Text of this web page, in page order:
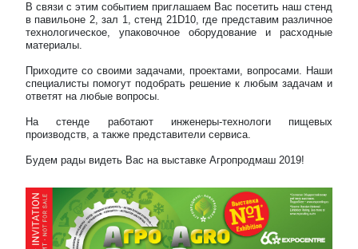
В связи с этим событием приглашаем Вас посетить наш стенд
в павильоне 2, зал 1, стенд 21D10, где представим различное
технологическое, упаковочное оборудование и расходные
материалы.
Приходите со своими задачами, проектами, вопросами. Наши
специалисты помогут подобрать решение к любым задачам и
ответят на любые вопросы.
На стенде работают инженеры-технологи пищевых
производств, а также представители сервиса.
Будем рады видеть Вас на выставке Агропродмаш 2019!